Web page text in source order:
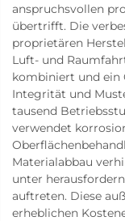
anspruchsvollen
übertrifft. Die
proprietären
Luft- und
kombiniert und ein
Integrität und
tausend
verwendet
Materialabbau
unter
auftreten. Diese
erheblichen